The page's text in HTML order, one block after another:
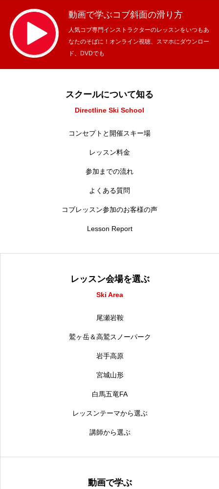
動画で学ぶコブ斜面の滑り方
人気コブ専門インストラクターのレッスンをいつもあ
なたのそばに！オンライン視聴、スマホにダウンロー
ド、DVDでも
スクールについて知る
Directline Ski School
コンセプトと開催スキー場
レッスン料金
参加までの流れ
よくある質問
コブレッスン参加のお客様の声
Lesson Report
レッスン会場を選ぶ
Ski Area
尾瀬岩鞍
鷲ヶ岳＆高鷲スノーパーク
岩手高原
宮城山形
白馬五竜FA
レッスンテーマから選ぶ
講師から選ぶ
動画で学ぶ